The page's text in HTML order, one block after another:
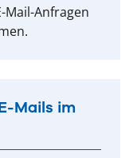
Mail-Anfragen
Mails im